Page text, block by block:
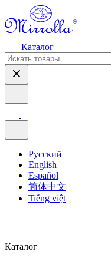
Каталог
Русский
English
Español
简体中文
Tiếng việt
Каталог